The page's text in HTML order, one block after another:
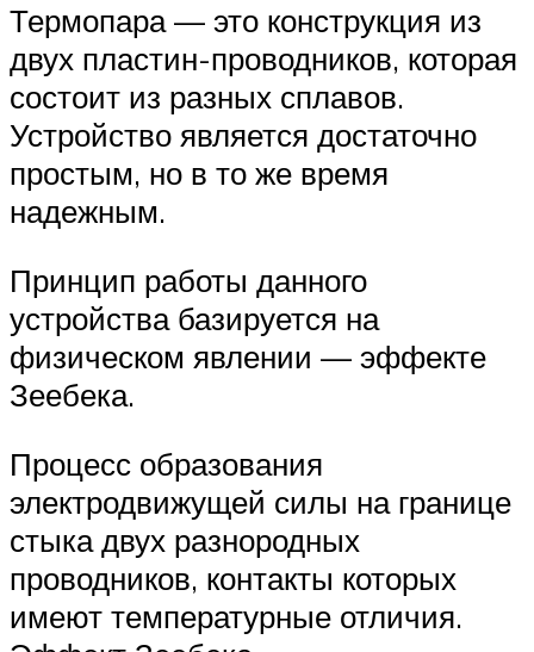
Термопара — это конструкция из
двух пластин-проводников, которая
состоит из разных сплавов.
Устройство является достаточно
простым, но в то же время
надежным.
Принцип работы данного
устройства базируется на
физическом явлении — эффекте
Зеебека.
Процесс образования
электродвижущей силы на границе
стыка двух разнородных
проводников, контакты которых
имеют температурные отличия.